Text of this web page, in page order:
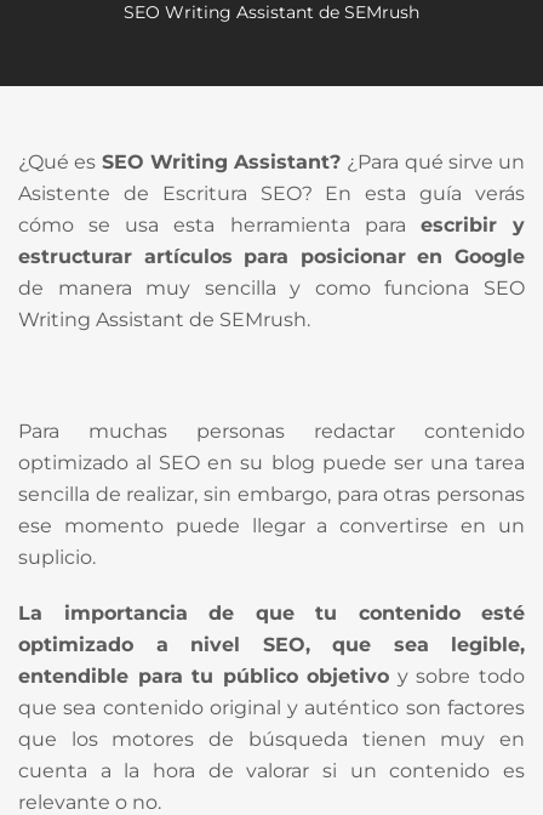
SEO Writing Assistant de SEMrush
¿Qué es SEO Writing Assistant? ¿Para qué sirve un
Asistente de Escritura SEO? En esta guía verás
cómo se usa esta herramienta para escribir y
estructurar artículos para posicionar en Google
de manera muy sencilla y como funciona SEO
Writing Assistant de SEMrush.
Para muchas personas redactar contenido
optimizado al SEO en su blog puede ser una tarea
sencilla de realizar, sin embargo, para otras personas
ese momento puede llegar a convertirse en un
suplicio.
La importancia de que tu contenido esté
optimizado a nivel SEO, que sea legible,
entendible para tu público objetivo y sobre todo
que sea contenido original y auténtico son factores
que los motores de búsqueda tienen muy en
cuenta a la hora de valorar si un contenido es
relevante o no.